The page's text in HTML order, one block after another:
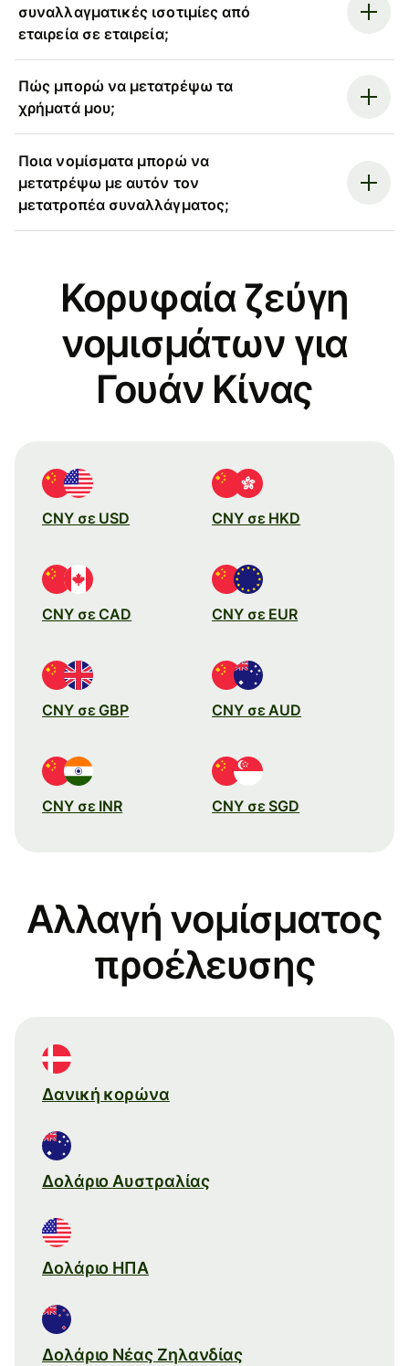
συναλλαγματικές ισοτιμίες από
εταιρεία σε εταιρεία;
Πώς μπορώ να μετατρέψω τα
χρήματά μου;
Ποια νομίσματα μπορώ να
μετατρέψω με αυτόν τον
μετατροπέα συναλλάγματος;
Κορυφαία ζεύγη
νομισμάτων για
Γουάν Κίνας
CNY σε USD CNY σε HKD
CNY σε CAD CNY σε EUR
CNY σε GBP CNY σε AUD
CNY σε INR CNY σε SGD
Αλλαγή νομίσματος
προέλευσης
Δανική κορώνα
Δολάριο Αυστραλίας
Δολάριο ΗΠΑ
Δολάριο Νέας Ζηλανδίας